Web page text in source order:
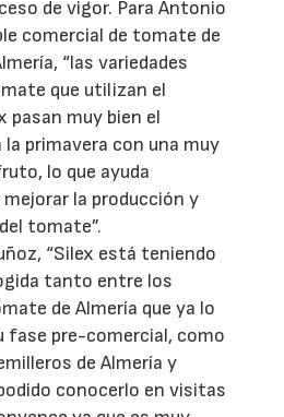
de vigor. Para Antonio
comercial de tomate de
“las variedades
que utilizan el
muy bien el
primavera con una muy
lo que ayuda
la producción y
tomate”.
“Silex está teniendo
tanto entre los
de Almería que ya lo
fase pre-comercial, como
de Almería y
conocerlo en visitas